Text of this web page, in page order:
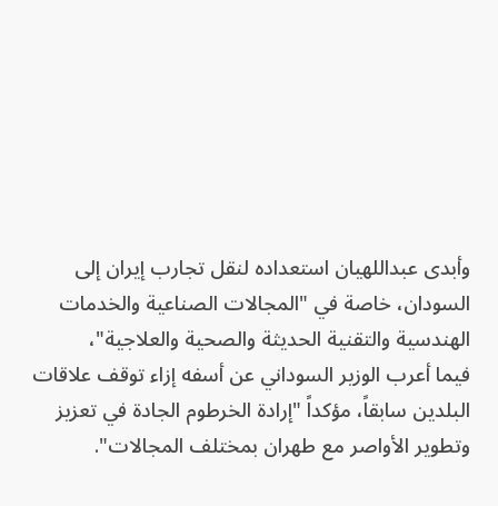
وأبدى عبداللهيان استعداده لنقل تجارب إيران إلى
السودان، خاصة في "المجالات الصناعية والخدمات
الهندسية والتقنية الحديثة والصحية والعلاجية"،
فيما أعرب الوزير السوداني عن أسفه إزاء توقف علاقات
البلدين سابقاً، مؤكداً "إرادة الخرطوم الجادة في تعزيز
وتطوير الأواصر مع طهران بمختلف المجالات".